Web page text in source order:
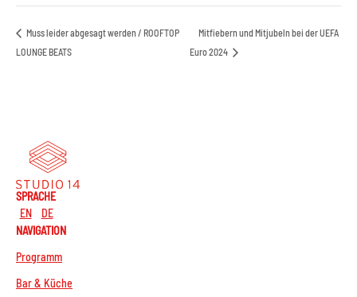
Muss leider abgesagt werden / ROOFTOP
LOUNGE BEATS
Mitfiebern und Mitjubeln bei der UEFA
Euro 2024
SPRACHE
EN
DE
NAVIGATION
Programm
Bar & Küche